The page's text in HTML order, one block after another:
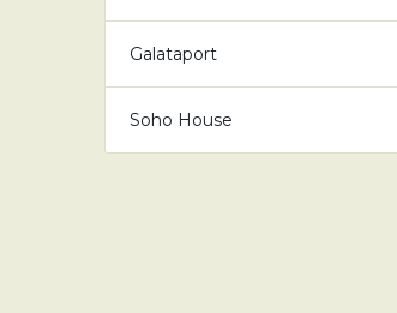
Galataport
Soho House